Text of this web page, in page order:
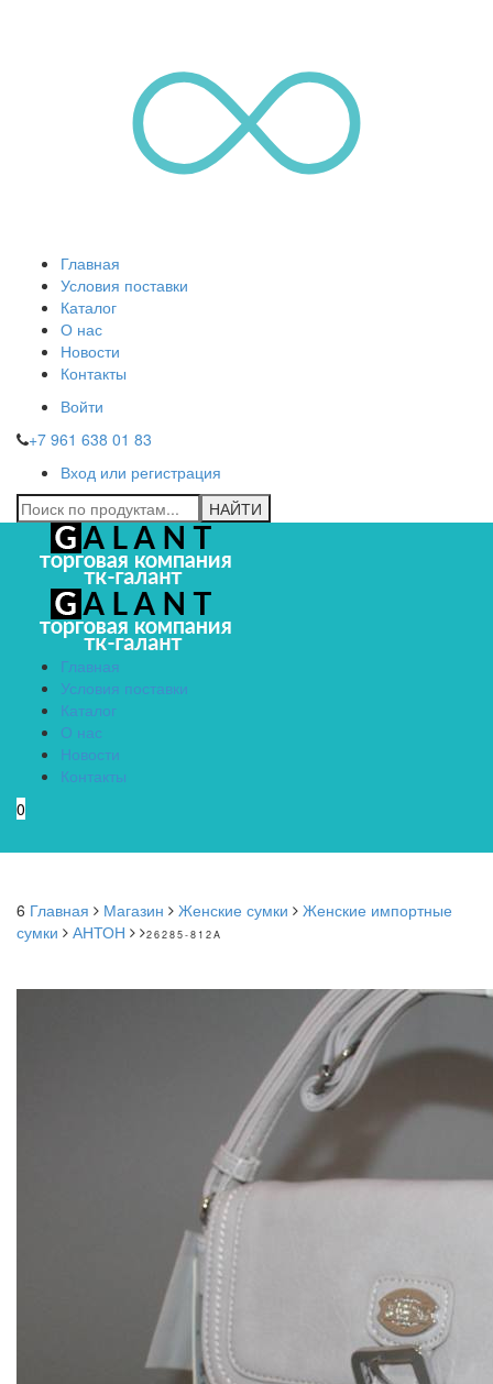
Главная
Условия поставки
Каталог
О нас
Новости
Контакты
Войти
+7 961 638 01 83
Вход или регистрация
Главная
Условия поставки
Каталог
О нас
Новости
Контакты
0
6 Главная Магазин Женские сумки
Женские импортные
сумки
АНТОН 26285-812A